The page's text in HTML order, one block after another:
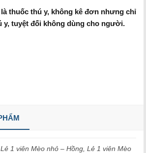
là thuốc thú y, không kê đơn nhưng chỉ
y, tuyệt đối không dùng cho người.
Lẻ 1 viên Mèo nhỏ – Hồng, Lẻ 1 viên Mèo